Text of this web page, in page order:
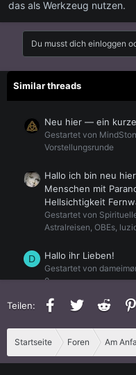
das als Werkzeug nutzen.
Du musst dich einloggen
Similar threads
Neu hier — ein
Gestartet von
Vorstellungsrunde
Hallo ich bin neu
Menschen mit
Hellsichtigkeit
Gestartet von
Astralreisen, OBEs,
D Hallo ihr Lieben!
Gestartet von
0
Gestartet von
Vorstellungsrunde
Teilen: FacebookTwitter Reddit
Startseite Foren Am